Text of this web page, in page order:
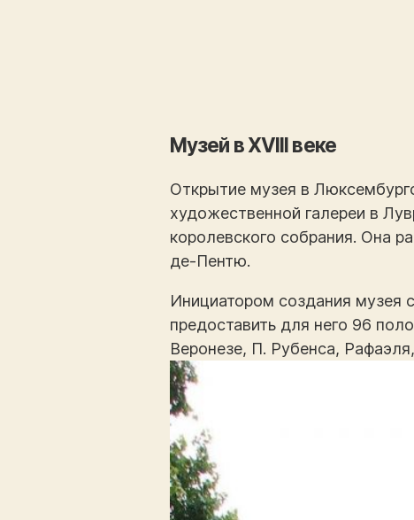
Музей в XVIII веке
Открытие музея в
художественной галереи в
королевского собрания. Она
де-Пентю.
Инициатором создания музея
предоставить для него 96
Веронезе, П. Рубенса,